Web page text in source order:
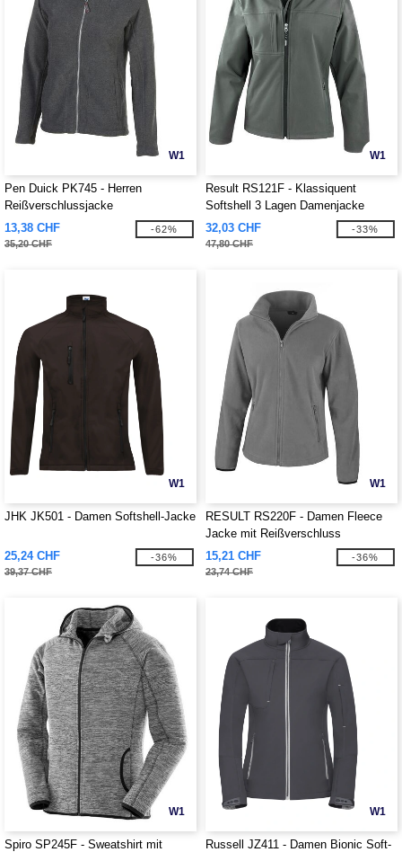
W1
Pen Duick PK745 - Herren
Reißverschlussjacke
13,38 CHF
35,20 CHF
-62%
W1
Result RS121F - Klassiquent
Softshell 3 Lagen Damenjacke
32,03 CHF
47,80 CHF
-33%
W1
JHK JK501 - Damen Softshell-Jacke
25,24 CHF
39,37 CHF
-36%
W1
RESULT RS220F - Damen Fleece
Jacke mit Reißverschluss
15,21 CHF
23,74 CHF
-36%
W1
Spiro SP245F - Sweatshirt mit
W1
Russell JZ411 - Damen Bionic Soft-